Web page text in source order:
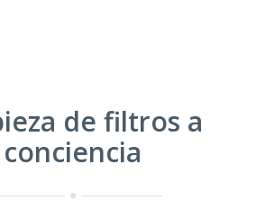
de filtros a
conciencia